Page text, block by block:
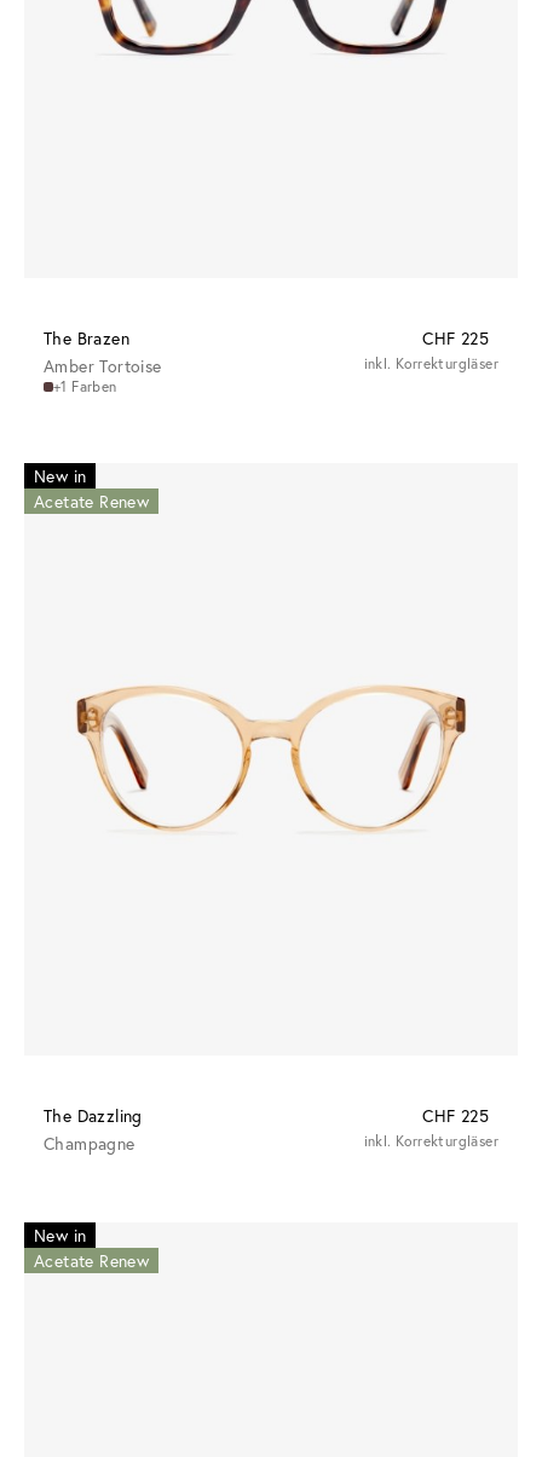
The Brazen
CHF 225
Amber Tortoise
+1 Farben
inkl. Korrekturgläser
New in
Acetate Renew
The Dazzling
CHF 225
Champagne
inkl. Korrekturgläser
New in
Acetate Renew